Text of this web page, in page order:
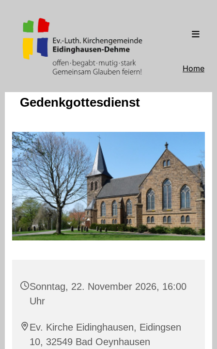
Home
Gedenkgottesdienst
Sonntag, 22. November 2026, 16:00
Uhr
Ev. Kirche Eidinghausen, Eidingsen
10, 32549 Bad Oeynhausen